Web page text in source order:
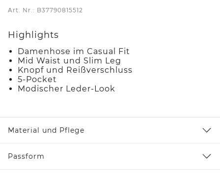
Art. Nr.: B37790815512
Highlights
Damenhose im Casual Fit
Mid Waist und Slim Leg
Knopf und Reißverschluss
5-Pocket
Modischer Leder-Look
Material und Pflege
Passform